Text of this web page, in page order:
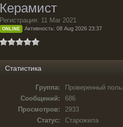
Керамист
Регистрация: 11 Mar 2021
ONLINE Активность: 08 Aug 2026 23:37
Статистика
Группа:
Проверенный
Сообщений:
686
Просмотров:
2933
Статус:
Старожила